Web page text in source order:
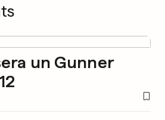
un Gunner